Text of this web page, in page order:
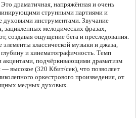
драматичная, напряжённая и очень
струнными партиями и
духовыми инструментами. Звучание
мелодических фразах,
создавая ощущение бега и преследования.
классической музыки и джаза,
и кинематографичность. Темп
подчёркивающими драматизм
— высокое (320 Кбит/сек), что позволяет
оркестрового произведения, от
медных духовых.